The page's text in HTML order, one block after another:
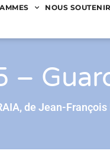
NOUS SOUTENIR
–
de Jean-